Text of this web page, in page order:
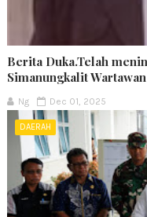
Berita Duka.Telah
Simanungkalit
Ng Dec 01, 2025
DAERAH